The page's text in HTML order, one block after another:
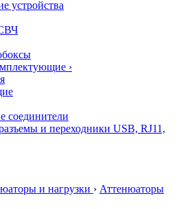
устройства
›
соединители
и переходники USB, RJ11,
и нагрузки › Аттенюаторы